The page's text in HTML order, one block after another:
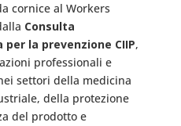
cornice al Workers
Consulta
la prevenzione CIIP,
professionali e
settori della medicina
della protezione
del prodotto e